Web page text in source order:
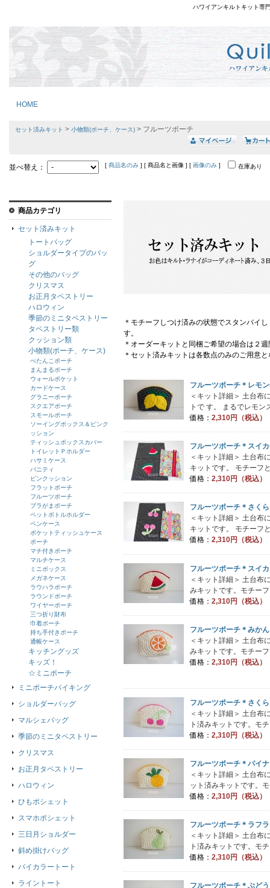
ハワイアンキルトキット専
HOME
セット済みキット > 小物類(ポーチ、ケース) > フルーツポーチ
並べ替え： [ 商品名のみ ] [ 商品名と画像 ] [ 画像のみ ] 在庫あり
＊モチーフしつけ済みの状態でスタンバイ
す。
＊オーダーキットと同梱ご希望の場合は２
＊セット済みキットは各数点のみのご用意
フルーツポーチ＊レモ
＜キット詳細＞ 土台布
トで す。 まるでレモ
価格： 2,310円（税込）
フルーツポーチ＊スイ
＜キット詳細＞ 土台布
キットです。 モチーフ
価格： 2,310円（税込）
フルーツポーチ＊さく
＜キット詳細＞ 土台布
キットです。 モチーフ
価格： 2,310円（税込）
フルーツポーチ＊スイ
＜キット詳細＞ 土台布
みキットです。モチー
価格： 2,310円（税込）
フルーツポーチ＊みか
＜キット詳細＞ 土台布
みキットです。モチー
価格： 2,310円（税込）
フルーツポーチ＊さく
＜キット詳細＞ 土台布
ト済みキットです。モ
価格： 2,310円（税込）
フルーツポーチ＊パイ
＜キット詳細＞ 土台布
ット済みキットです。
価格： 2,310円（税込）
フルーツポーチ＊ラフ
＜キット詳細＞ 土台布
ト済みキットです。モ
価格： 2,310円（税込）
フルーツポーチ＊ぶど
商品カテゴリ
セット済みキット
トートバッグ
ショルダータイプのバッ
グ
その他のバッグ
クリスマス
お正月タペストリー
ハロウィン
季節のミニタペストリー
タペストリー類
クッション類
小物類(ポーチ、ケース)
ぺたんこポーチ
まんまるポーチ
ウォールポケット
カードケース
グラニーポーチ
スクエアポーチ
スモールポーチ
ソーイングボックス＆ピンク
ッション
ティッシュボックスカバー
トイレットＰホルダー
ハサミケース
バニティ
ピンクッション
フラットポーチ
フルーツポーチ
プラがまポーチ
ペットボトルホルダー
ペンケース
ポケットティッシュケース
ポーチ
マチ付きポーチ
マルチケース
ミニボックス
メガネケース
ラウハラポーチ
ラウンドポーチ
ワイヤーポーチ
三つ折り財布
巾着ポーチ
持ち手付きポーチ
通帳ケース
キッチングッズ
キッズ！
☆ミニポーチ
ミニポーチバイキング
ショルダーバッグ
マルシェバッグ
季節のミニタペストリー
クリスマス
お正月タペストリー
ハロウィン
ひもポシェット
スマホポシェット
三日月ショルダー
斜め掛けバッグ
バイカラートート
ライントート